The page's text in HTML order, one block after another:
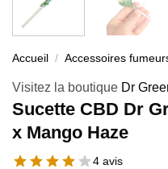
Accueil / Accessoires
Visitez la boutique Dr
Sucette CBD Dr
x Mango Haze
4 avis